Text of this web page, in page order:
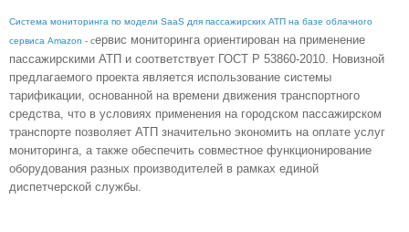
Система мониторинга по модели SaaS для пассажирских АТП на базе облачного
сервиса Amazon - сервис мониторинга ориентирован на применение
пассажирскими АТП и соответствует ГОСТ Р 53860-2010. Новизной
предлагаемого проекта является использование системы
тарификации, основанной на времени движения транспортного
средства, что в условиях применения на городском пассажирском
транспорте позволяет АТП значительно экономить на оплате услуг
мониторинга, а также обеспечить совместное функционирование
оборудования разных производителей в рамках единой
диспетчерской службы.